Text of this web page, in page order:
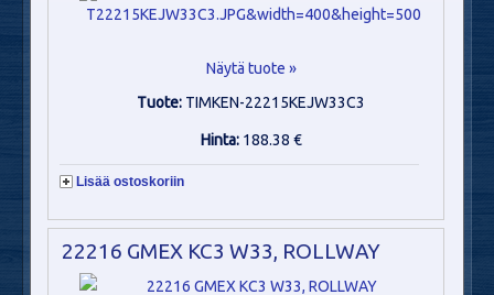
Näytä tuote »
Tuote: TIMKEN-22215KEJW33C3
Hinta: 188.38 €
Lisää ostoskoriin
22216 GMEX KC3 W33, ROLLWAY